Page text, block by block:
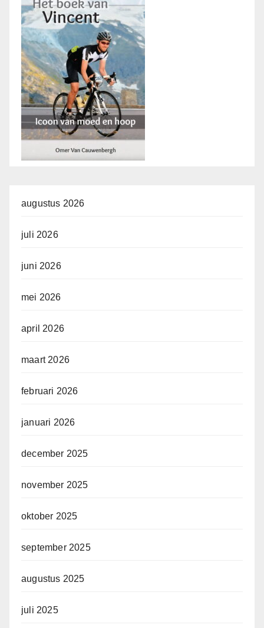
augustus 2026
juli 2026
juni 2026
mei 2026
april 2026
maart 2026
februari 2026
januari 2026
december 2025
november 2025
oktober 2025
september 2025
augustus 2025
juli 2025